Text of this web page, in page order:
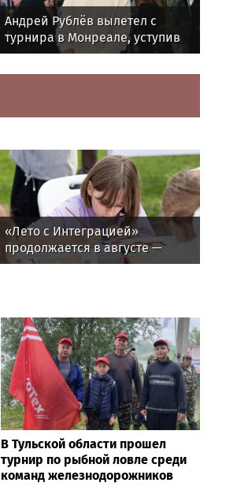
Андрей Рублёв вылетел с
турнира в Монреале, уступив
281-й ракетке мира
«Лето с Интеграцией»
продолжается в августе —
заключительный месяц
В Тульской области прошел
турнир по рыбной ловле среди
команд железнодорожников